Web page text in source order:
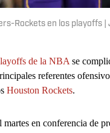
Rockets en los playoffs
de la NBA se
referentes
Houston Rockets.
en conferencia de